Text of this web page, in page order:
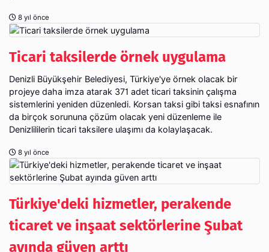
8 yıl önce
Ticari taksilerde örnek uygulama
Denizli Büyükşehir Belediyesi, Türkiye'ye örnek olacak bir
projeye daha imza atarak 371 adet ticari taksinin çalışma
sistemlerini yeniden düzenledi. Korsan taksi gibi taksi esnafının
da birçok sorununa çözüm olacak yeni düzenleme ile
Denizlililerin ticari taksilere ulaşımı da kolaylaşacak.
8 yıl önce
Türkiye'deki hizmetler, perakende
ticaret ve inşaat sektörlerine Şubat
ayında güven arttı